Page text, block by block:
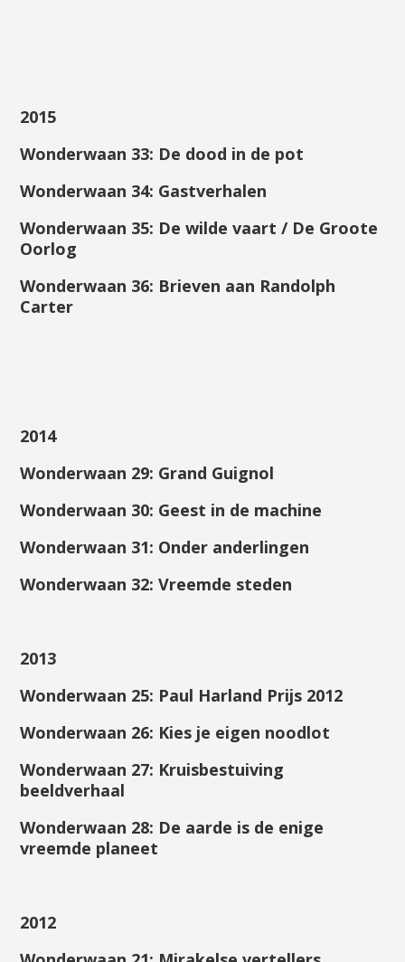
2015
Wonderwaan 33: De dood in de pot
Wonderwaan 34: Gastverhalen
Wonderwaan 35: De wilde vaart / De Groote
Oorlog
Wonderwaan 36: Brieven aan Randolph
Carter
2014
Wonderwaan 29: Grand Guignol
Wonderwaan 30: Geest in de machine
Wonderwaan 31: Onder anderlingen
Wonderwaan 32: Vreemde steden
2013
Wonderwaan 25: Paul Harland Prijs 2012
Wonderwaan 26: Kies je eigen noodlot
Wonderwaan 27: Kruisbestuiving
beeldverhaal
Wonderwaan 28: De aarde is de enige
vreemde planeet
2012